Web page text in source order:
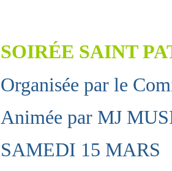
SOIRÉE SAINT
Organisée par le
Animée par MJ
SAMEDI 15 MARS